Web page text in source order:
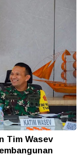
Tim Wasev